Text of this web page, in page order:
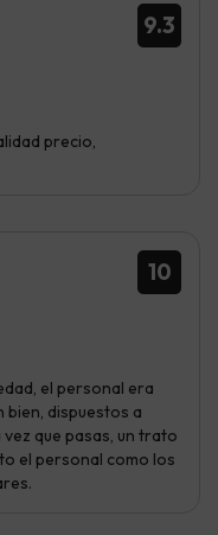
9.3
precio,
10
el personal era
bien, dispuestos a
que pasas, un trato
el personal como los